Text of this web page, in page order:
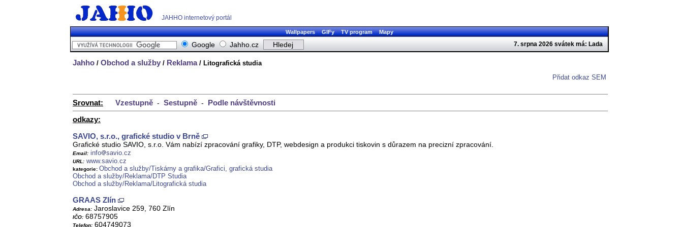
JAHHO internetový portál
Wallpapers GIFy TV program Mapy
7. srpna 2026 svátek má: Lada
Google Jahho.cz
Jahho / Obchod a služby / Reklama/ Litografická studia
Přidat odkaz SEM
Srovnat: Vzestupně - Sestupně - Podle návštěvnosti
odkazy:
SAVIO, s.r.o., grafické studio v Brně
Grafické studio SAVIO, s.r.o. Vám nabízí zpracování grafiky, DTP, webdesign a produkci tiskovin s důrazem na precizní zpracování.
Email: info savio.cz
URL: www.savio.cz
kategorie: Obchod a služby/Tiskárny a grafika/Grafici, grafická studia
Obchod a služby/Reklama/DTP Studia
Obchod a služby/Reklama/Litografická studia
GRAAS Zlín
Adresa: Jaroslavice 259, 760 Zlín
IČO: 68757905
Telefon: 604749073